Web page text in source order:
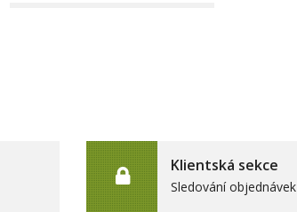
Klientská sekce
Sledování objednávek